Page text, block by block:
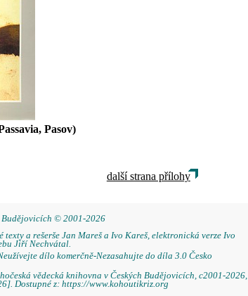
Pasov)
další strana přílohy
Budějovicích © 2001-2026
a rešerše Jan Mareš a Ivo Kareš, elektronická verze Ivo
Jiří Nechvátal.
dílo komerčně-Nezasahujte do díla 3.0 Česko
vědecká knihovna v Českých Budějovicích, c2001-2026,
Dostupné z: https://www.kohoutikriz.org